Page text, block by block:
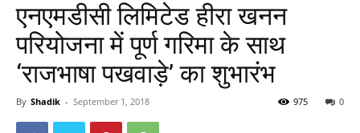
एनएमडीसी लिमिटेड हीरा खनन
परियोजना में पूर्ण गरिमा के साथ
‘राजभाषा पखवाड़े’ का शुभारंभ
By Shadik - September 1, 2018 0
975